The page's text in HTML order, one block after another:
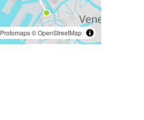
Protomaps©OpenStreetMap